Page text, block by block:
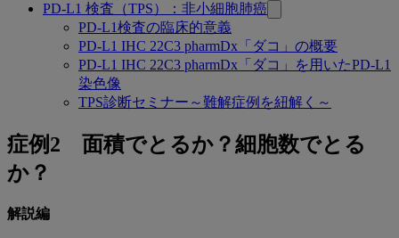
PD-L1 検査（TPS）：非小細胞肺癌
PD-L1検査の臨床的意義
PD-L1 IHC 22C3 pharmDx「ダコ」の概要
PD-L1 IHC 22C3 pharmDx「ダコ」を用いたPD-L1
染色像
TPS診断セミナー～難解症例を紐解く～
症
例
面
症例2 面積でとるか？細胞数でとる
か？
解説編